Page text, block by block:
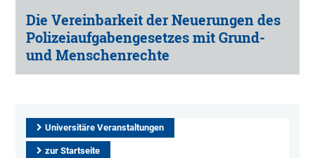
Die Vereinbarkeit der Neuerungen des
Polizeiaufgabengesetzes mit Grund-
und Menschenrechte
Universitäre Veranstaltungen
zur Startseite